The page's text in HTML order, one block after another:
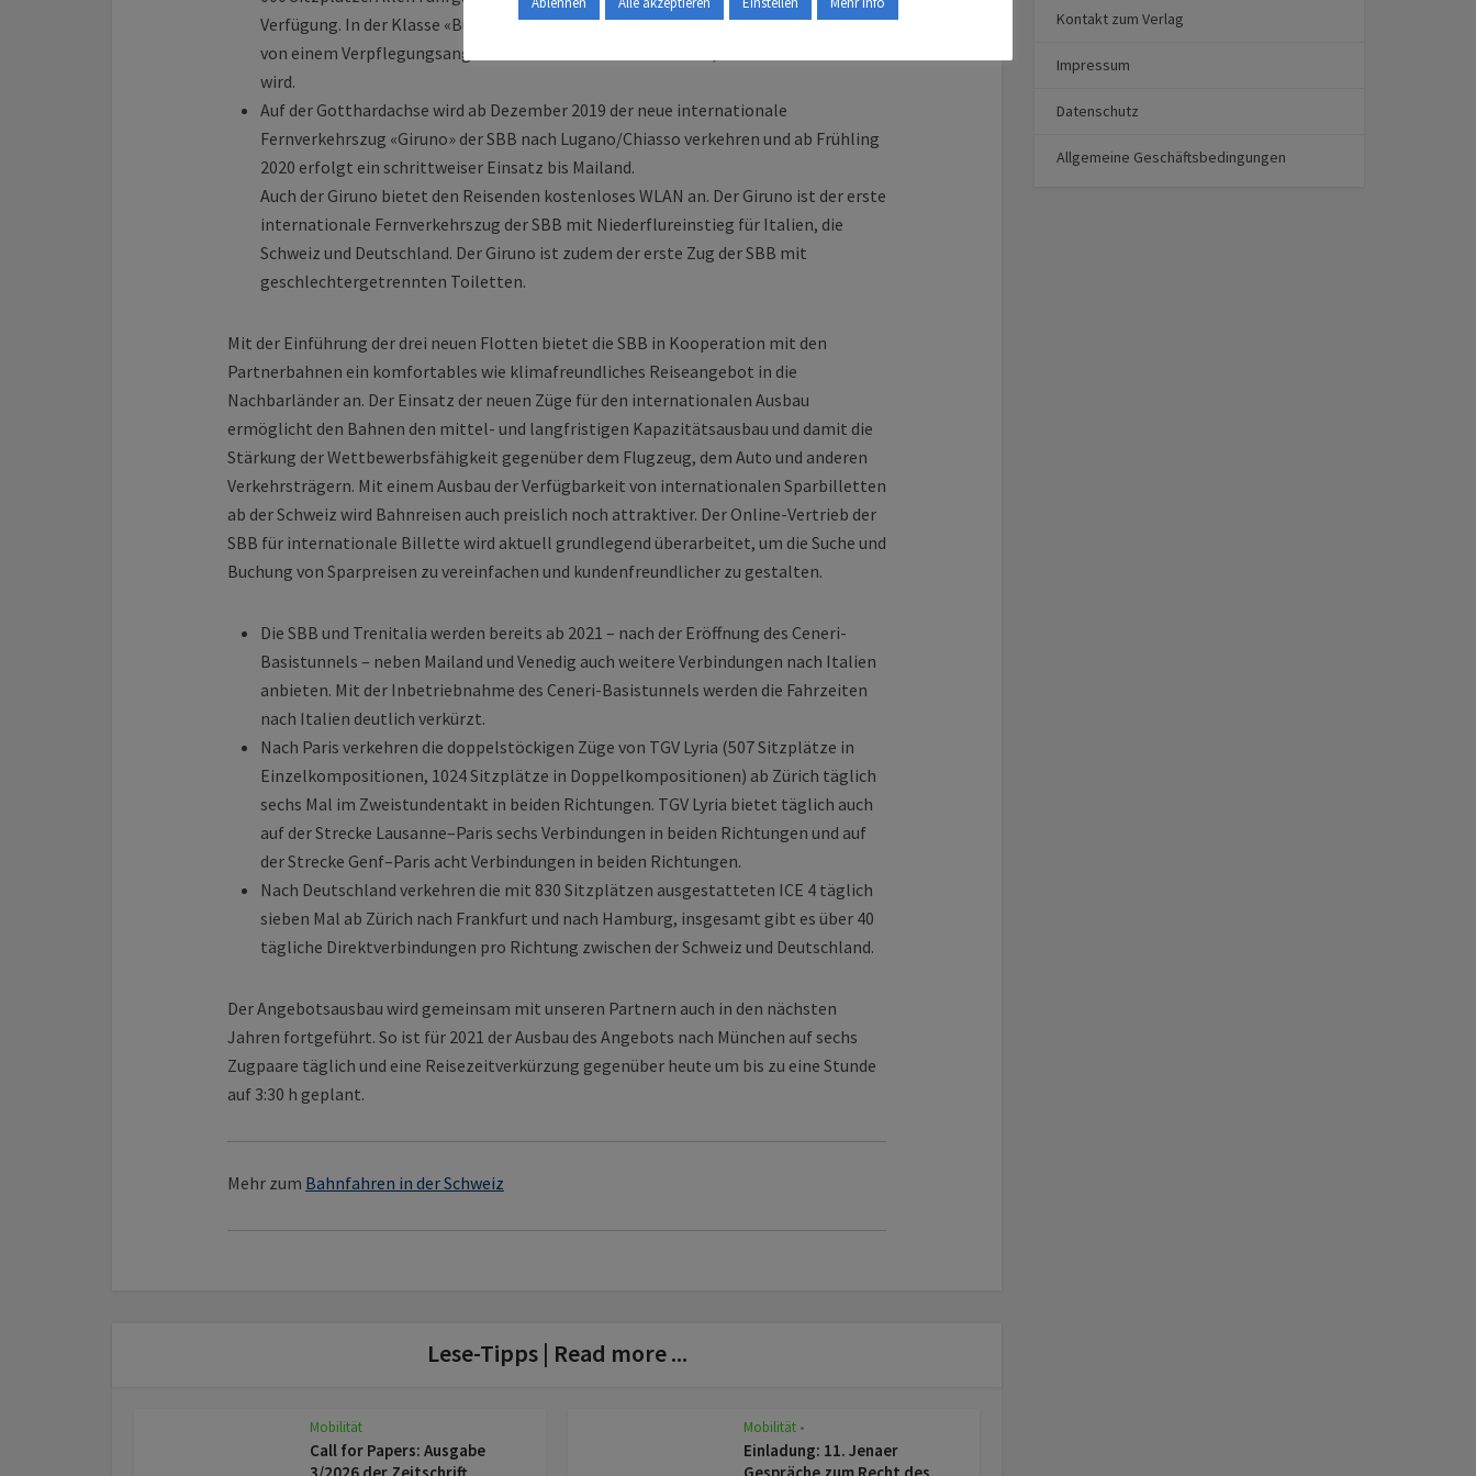
Verfügung. In der Klasse «Business 1re» profitieren die Reisenden unter anderem
von einem Verpflegungsangebot mit einem warmen Gericht, das am Platz serviert
wird.
Auf der Gotthardachse wird ab Dezember 2019 der neue internationale
Fernverkehrszug «Giruno» der SBB nach Lugano/Chiasso verkehren und ab Frühling
2020 erfolgt ein schrittweiser Einsatz bis Mailand.
Auch der Giruno bietet den Reisenden kostenloses WLAN an. Der Giruno ist der erste
internationale Fernverkehrszug der SBB mit Niederflureinstieg für Italien, die
Schweiz und Deutschland. Der Giruno ist zudem der erste Zug der SBB mit
geschlechtergetrennten Toiletten.
Mit der Einführung der drei neuen Flotten bietet die SBB in Kooperation mit den
Partnerbahnen ein komfortables wie klimafreundliches Reiseangebot in die
Nachbarländer an. Der Einsatz der neuen Züge für den internationalen Ausbau
ermöglicht den Bahnen den mittel- und langfristigen Kapazitätsausbau und damit die
Stärkung der Wettbewerbsfähigkeit gegenüber dem Flugzeug, dem Auto und anderen
Verkehrsträgern. Mit einem Ausbau der Verfügbarkeit von internationalen Sparbilletten
ab der Schweiz wird Bahnreisen auch preislich noch attraktiver. Der Online-Vertrieb der
SBB für internationale Billette wird aktuell grundlegend überarbeitet, um die Suche und
Buchung von Sparpreisen zu vereinfachen und kundenfreundlicher zu gestalten.
Die SBB und Trenitalia werden bereits ab 2021 – nach der Eröffnung des Ceneri-
Basistunnels – neben Mailand und Venedig auch weitere Verbindungen nach Italien
anbieten. Mit der Inbetriebnahme des Ceneri-Basistunnels werden die Fahrzeiten
nach Italien deutlich verkürzt.
Nach Paris verkehren die doppelstöckigen Züge von TGV Lyria (507 Sitzplätze in
Einzelkompositionen, 1024 Sitzplätze in Doppelkompositionen) ab Zürich täglich
sechs Mal im Zweistundentakt in beiden Richtungen. TGV Lyria bietet täglich auch
auf der Strecke Lausanne–Paris sechs Verbindungen in beiden Richtungen und auf
der Strecke Genf–Paris acht Verbindungen in beiden Richtungen.
Nach Deutschland verkehren die mit 830 Sitzplätzen ausgestatteten ICE 4 täglich
sieben Mal ab Zürich nach Frankfurt und nach Hamburg, insgesamt gibt es über 40
tägliche Direktverbindungen pro Richtung zwischen der Schweiz und Deutschland.
Der Angebotsausbau wird gemeinsam mit unseren Partnern auch in den nächsten
Jahren fortgeführt. So ist für 2021 der Ausbau des Angebots nach München auf sechs
Zugpaare täglich und eine Reisezeitverkürzung gegenüber heute um bis zu eine Stunde
auf 3:30 h geplant.
Mehr zum Bahnfahren in der Schweiz
Lese-Tipps | Read more ...
Mobilität
Call for Papers: Ausgabe
Mobilität •
Einladung: 11. Jenaer
Kontakt zum Verlag
Impressum
Datenschutz
Allgemeine Geschäftsbedingungen